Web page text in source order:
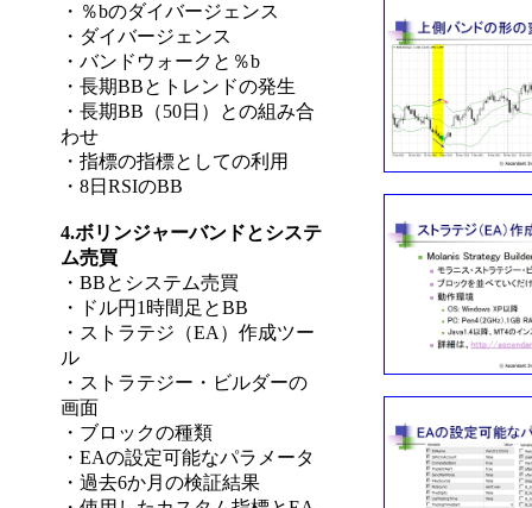
・％bのダイバージェンス
・ダイバージェンス
・バンドウォークと％b
・長期BBとトレンドの発生
・長期BB（50日）との組み合
わせ
・指標の指標としての利用
・8日RSIのBB
4.ボリンジャーバンドとシステ
ム売買
・BBとシステム売買
・ドル円1時間足とBB
・ストラテジ（EA）作成ツー
ル
・ストラテジー・ビルダーの
画面
・ブロックの種類
・EAの設定可能なパラメータ
・過去6か月の検証結果